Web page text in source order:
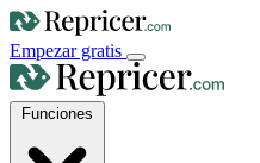
Empezar gratis